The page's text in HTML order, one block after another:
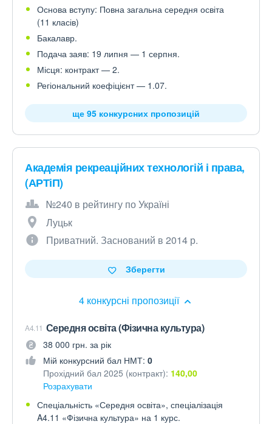
Основа вступу: Повна загальна середня освіта
(11 класів)
Бакалавр.
Подача заяв: 19 липня — 1 серпня.
Місця: контракт — 2.
Регіональний коефіцієнт — 1.07.
ще 95 конкурсних пропозицій
Академія рекреаційних технологій і права,
(АРТіП)
№240 в рейтингу по Україні
Луцьк
Приватний. Заснований в 2014 р.
4 конкурсні пропозиції
Зберегти
A4.11 Середня освіта (Фізична культура)
38 000 грн. за рік
Мій конкурсний бал НМТ: 0
Прохідний бал 2025 (контракт): 140,00
Розрахувати
Спеціальність «Середня освіта», спеціалізація
A4.11 «Фізична культура» на 1 курс.